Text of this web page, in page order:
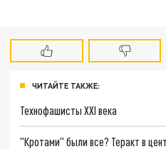
ЧИТАЙТЕ ТАКЖЕ:
Технофашисты XXI века
"Кротами" были все? Теракт в